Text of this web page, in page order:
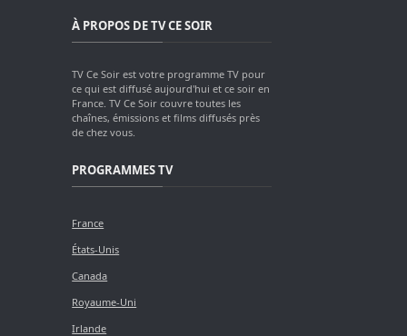
À PROPOS DE TV CE SOIR
TV Ce Soir est votre programme TV pour
ce qui est diffusé aujourd'hui et ce soir en
France. TV Ce Soir couvre toutes les
chaînes, émissions et films diffusés près
de chez vous.
PROGRAMMES TV
France
États-Unis
Canada
Royaume-Uni
Irlande